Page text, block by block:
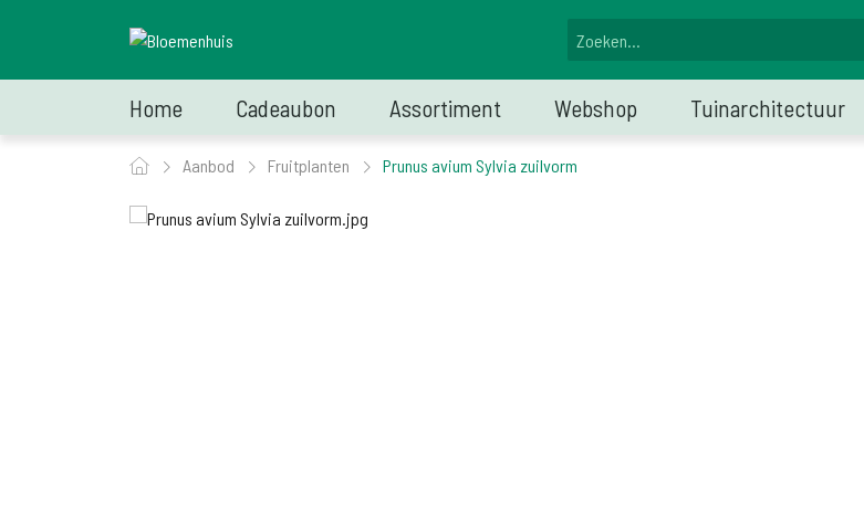
Home Cadeaubon Assortiment Webshop Tuinarchitectuur
Aanbod Fruitplanten Prunus avium Sylvia zuilvorm